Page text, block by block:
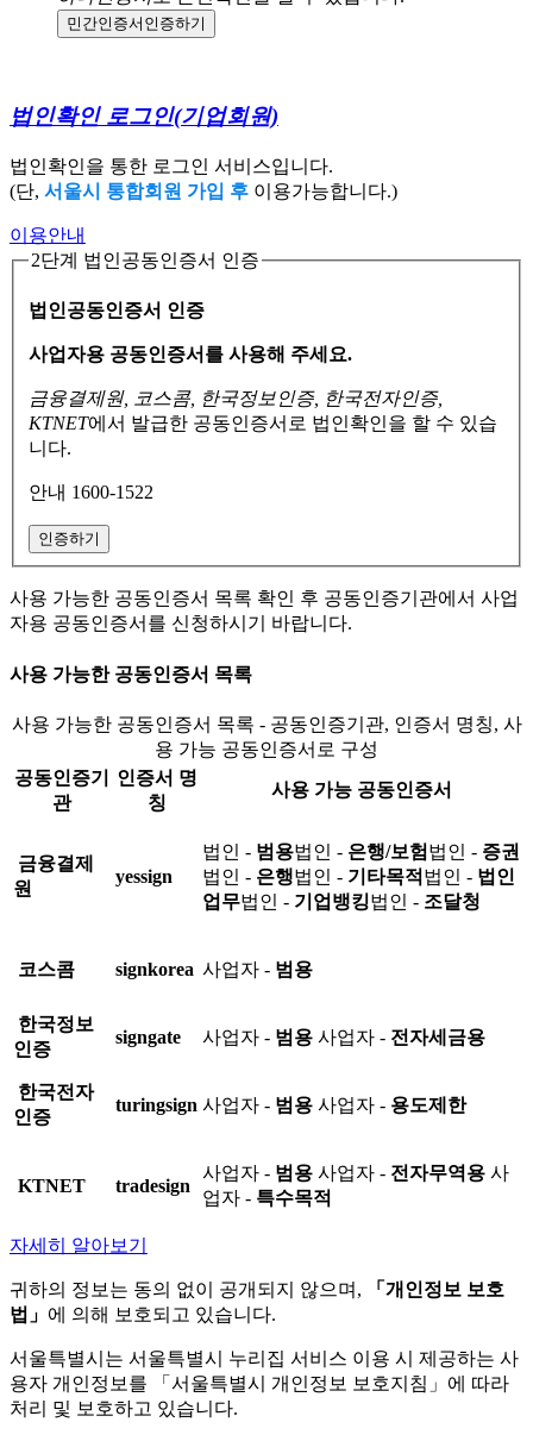
민간인증서 인증하기
법인확인 로그인(기업회원)
법인확인을 통한 로그인 서비스입니다.
(단, 서울시 통합회원 가입 후 이용가능합니다.)
이용안내
2단계 법인공동인증서 인증
법인공동인증서 인증
사업자용 공동인증서를 사용해 주세요.
금융결제원, 코스콤, 한국정보인증, 한국전자인증,
KTNET에서 발급한 공동인증서로 법인확인을 할 수 있습
니다.
안내 1600-1522
인증하기
사용 가능한 공동인증서 목록 확인 후 공동인증기관에서 사업
자용 공동인증서를 신청하시기 바랍니다.
사용 가능한 공동인증서 목록
사용 가능한 공동인증서 목록 - 공동인증기관, 인증서 명칭, 사
용 가능 공동인증서로 구성
공동인증기
관
인증서 명
칭
사용 가능 공동인증서
금융결제
원
yessign
법인 - 범용법인 - 은행/보험 법인 - 증권
법인 - 은행법인 - 기타목적 법인 - 법인
업무법인 - 기업뱅킹법인 - 조달청
코스콤 signkorea 사업자 - 범용
한국정보
인증
signgate 사업자 - 범용 사업자 - 전자세금용
한국전자
인증
turingsign 사업자 - 범용 사업자 - 용도제한
KTNET tradesign
사업자 - 범용 사업자 - 전자무역용 사
업자 - 특수목적
자세히 알아보기
귀하의 정보는 동의 없이 공개되지 않으며,
「개인정보 보호
법」 에 의해 보호되고 있습니다.
서울특별시는 서울특별시 누리집 서비스 이용 시 제공하는 사
용자 개인정보를 「서울특별시 개인정보 보호지침」에 따라
처리 및 보호하고 있습니다.